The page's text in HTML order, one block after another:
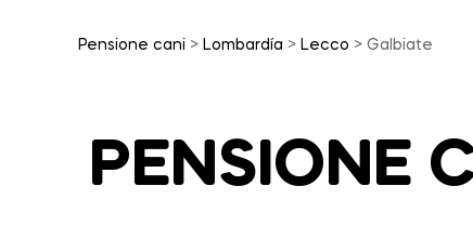
Pensione cani > Lombardía > Lecco > Galbiate
PENSIONE